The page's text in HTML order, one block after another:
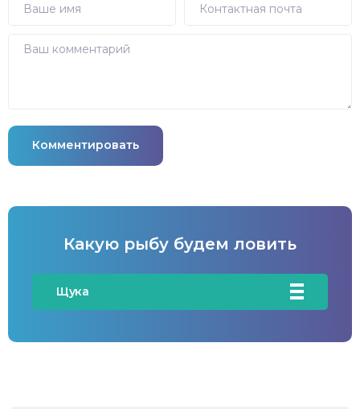
Комментировать
Какую рыбу будем ловить
Щука